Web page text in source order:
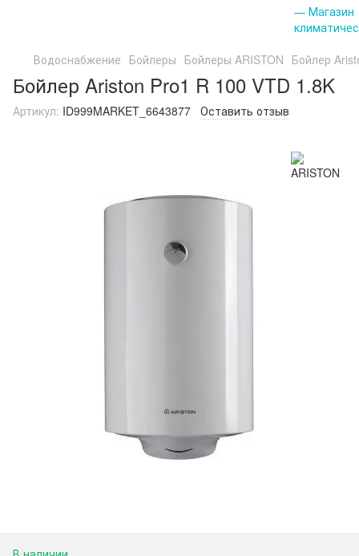
Водоснабжение Бойлеры Бойлеры ARISTON Бойлер
Бойлер Ariston Pro1 R 100 VTD 1.8K
Артикул: ID999MARKET_6643877 Оставить отзыв